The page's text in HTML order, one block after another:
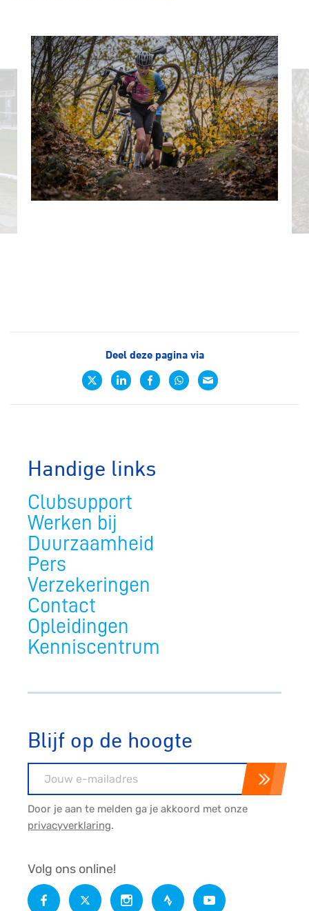
Deel deze pagina via
Handige links
Clubsupport
Werken bij
Duurzaamheid
Pers
Verzekeringen
Contact
Opleidingen
Kenniscentrum
Blijf op de hoogte
Door je aan te melden ga je akkoord met onze
privacyverklaring.
Volg ons online!